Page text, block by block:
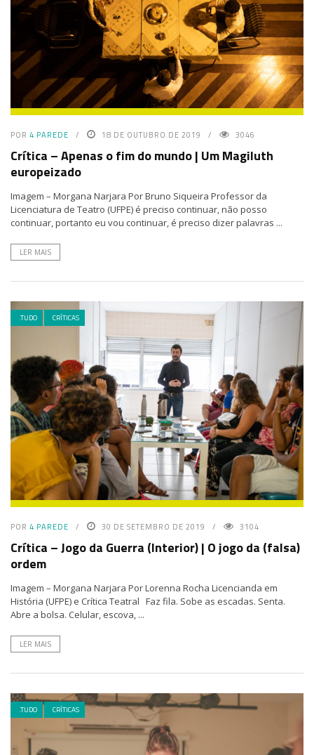
POR 4 PAREDE 18 DE OUTUBRO DE 2019 3046
Crítica – Apenas o fim do mundo | Um Magiluth
europeizado
Imagem – Morgana Narjara Por Bruno Siqueira Professor da
Licenciatura de Teatro (UFPE) é preciso continuar, não posso
continuar, portanto eu vou continuar, é preciso dizer palavras ...
LER MAIS
.TUDO CRÍTICAS
POR 4 PAREDE 30 DE SETEMBRO DE 2019 3104
Crítica – Jogo da Guerra (Interior) | O jogo da (falsa)
ordem
Imagem – Morgana Narjara Por Lorenna Rocha Licencianda em
História (UFPE) e Crítica Teatral Faz fila. Sobe as escadas. Senta.
Abre a bolsa. Celular, escova, ...
LER MAIS
.TUDO CRÍTICAS